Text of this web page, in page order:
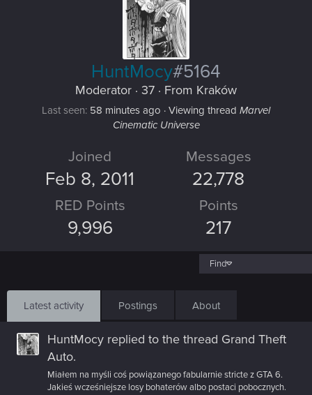
HuntMocy#5164
Moderator · 37 · From Kraków
Last seen 58 minutes ago · Viewing thread Marvel
Cinematic Universe
Joined
Feb 8, 2011
Messages
22,778
RED Points
9,996
Points
217
Find
Latest activity Postings About
HuntMocy replied to the thread Grand Theft
Auto.
Miałem na myśli coś powiązanego fabularnie stricte z GTA 6.
Jakieś wcześniejsze losy bohaterów albo postaci pobocznych.